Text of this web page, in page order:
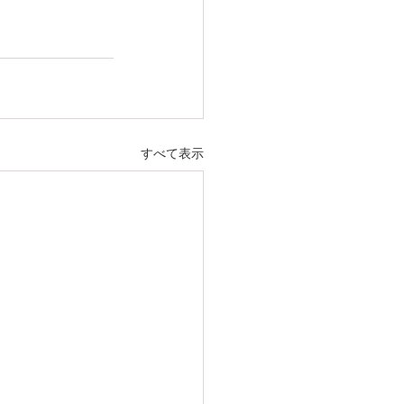
すべて表示